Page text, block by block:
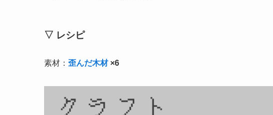
▽ レシピ
素材： 歪んだ木材×6